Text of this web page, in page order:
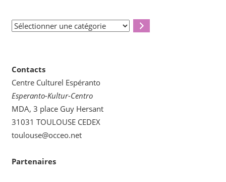
Sélectionner
Contacts
Centre Culturel Espéranto
Esperanto-Kultur-Centro
MDA, 3 place Guy Hersant
31031 TOULOUSE CEDEX
toulouse@occeo.net
Partenaires